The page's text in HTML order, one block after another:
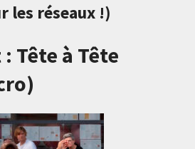
les réseaux !)
Tête à Tête